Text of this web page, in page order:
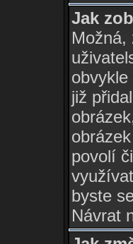
Jak
Možná,
již
povolí
byste
Návrat